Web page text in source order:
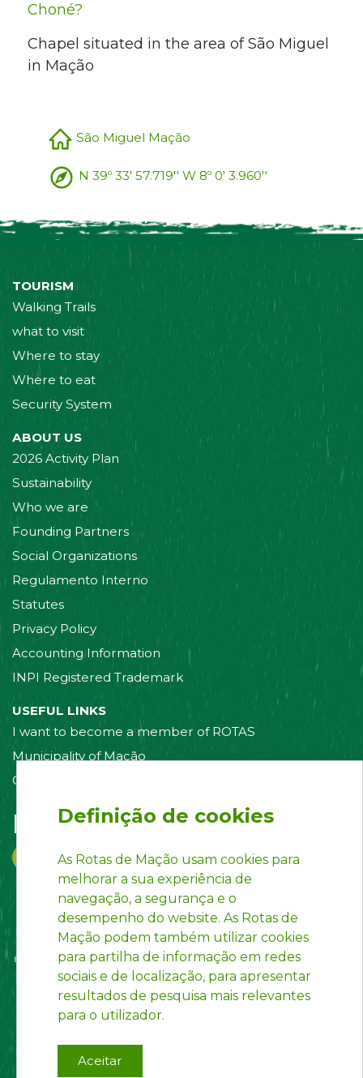
Choné?
Chapel situated in the area of São Miguel
in Mação
São Miguel Mação
N 39º 33' 57.719'' W 8º 0' 3.960''
TOURISM
Walking Trails
what to visit
Where to stay
Where to eat
Security System
ABOUT US
2026 Activity Plan
Sustainability
Who we are
Founding Partners
Social Organizations
Regulamento Interno
Statutes
Privacy Policy
Accounting Information
INPI Registered Trademark
USEFUL LINKS
I want to become a member of ROTAS
Municipality of Mação
Contact us
Follow us on:
Definição de cookies
As Rotas de Mação usam cookies para
melhorar a sua experiência de
navegação, a segurança e o
desempenho do website. As Rotas de
Mação podem também utilizar cookies
para partilha de informação em redes
sociais e de localização, para apresentar
resultados de pesquisa mais relevantes
para o utilizador.
Aceitar